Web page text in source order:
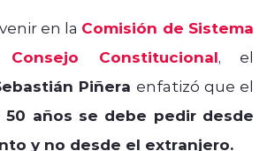
en la Comisión de Sistema
Constitucional, el
Piñera enfatizó que el
50 años se debe pedir desde
y no desde el extranjero.